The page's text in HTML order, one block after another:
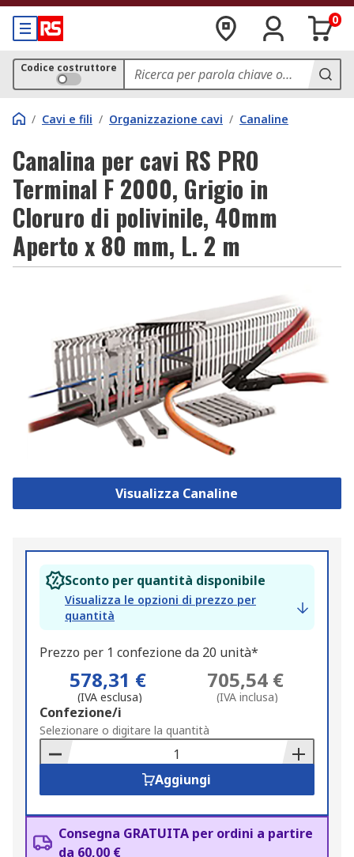
0
Codice costruttore
/ Cavi e fili / Organizzazione cavi / Canaline
Canalina per cavi RS PRO
Terminal F 2000, Grigio in
Cloruro di polivinile, 40mm
Aperto x 80 mm, L. 2 m
Visualizza Canaline
Sconto per quantità disponibile
Visualizza le opzioni di prezzo per
quantità
Prezzo per 1 confezione da 20 unità*
578,31 €
(IVA esclusa)
705,54 €
(IVA inclusa)
Add
to
Basket
Confezione/i
Selezionare o digitare la quantità
Aggiungi
Consegna GRATUITA per ordini a partire
da 60,00 €